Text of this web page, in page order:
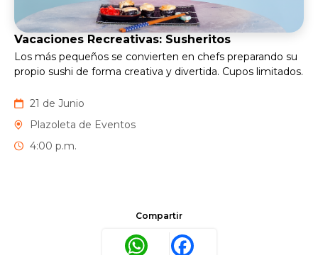
Vacaciones Recreativas: Susheritos
Los más pequeños se convierten en chefs preparando su
propio sushi de forma creativa y divertida. Cupos limitados.
21 de Junio
Plazoleta de Eventos
4:00 p.m.
Compartir
WhatsAppFacebook